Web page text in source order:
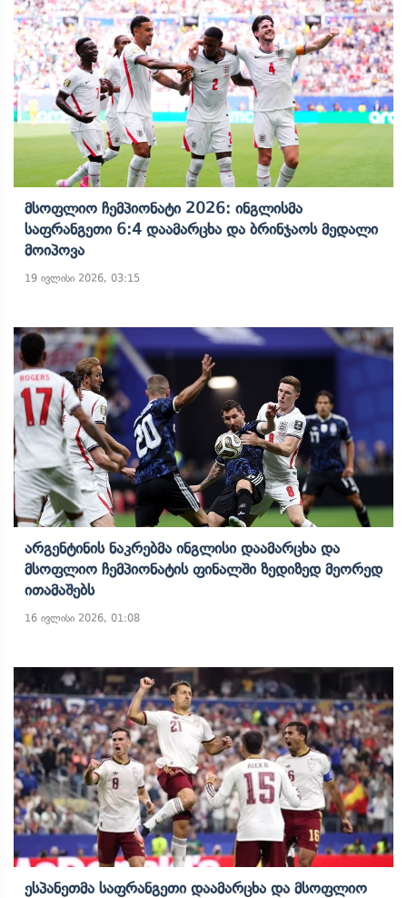
Მსოფლიო Ჩემპიონატი 2026: Ინგლისმა
Საფრანგეთი 6:4 Დაამარცხა Და Ბრინჯაოს Მედალი
Მოიპოვა
19 ივლისი 2026, 03:15
Არგენტინის Ნაკრებმა Ინგლისი Დაამარცხა Და
Მსოფლიო Ჩემპიონატის Ფინალში Ზედიზედ Მეორედ
Ითამაშებს
16 ივლისი 2026, 01:08
Ესპანეთმა Საფრანგეთი Დაამარცხა Და Მსოფლიო